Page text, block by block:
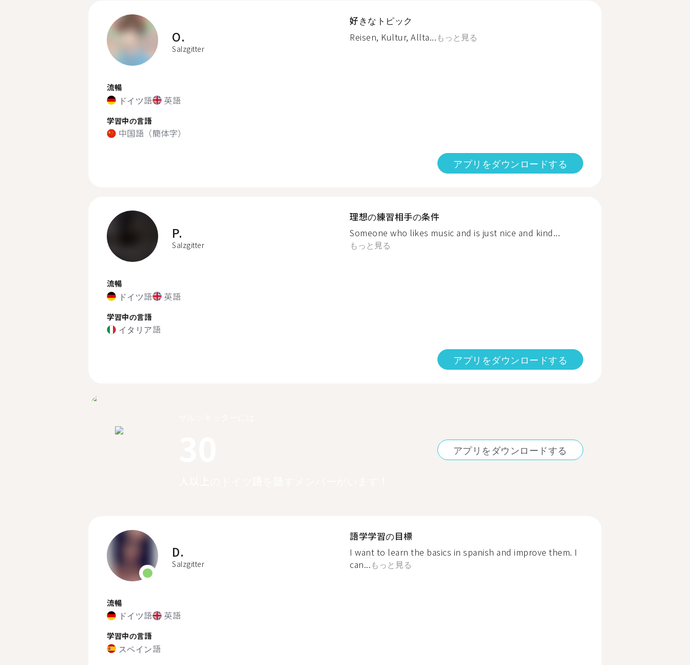
O.
Salzgitter
流暢
ドイツ語 英語
学習中の言語
中国語（簡体字）
好きなトピック
Reisen, Kultur, Allta...もっと見る
アプリをダウンロードする
P.
Salzgitter
流暢
ドイツ語 英語
学習中の言語
イタリア語
理想の練習相手の条件
Someone who likes music and is just nice and kind...
もっと見る
アプリをダウンロードする
アプリをダウンロードする
D.
Salzgitter
流暢
ドイツ語 英語
学習中の言語
スペイン語
語学学習の目標
I want to learn the basics in spanish and improve them. I
can...もっと見る